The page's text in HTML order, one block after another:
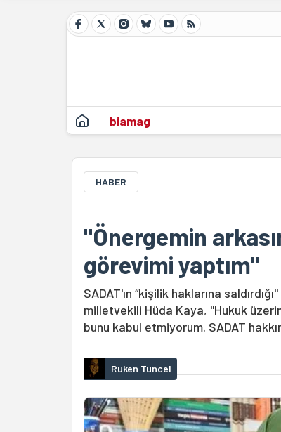
biamag
HABER
"Önergemin
görevimi yaptım"
SADAT'ın “kişilik haklarına
milletvekili Hüda Kaya, "Hukuk
bunu kabul etmiyorum. SADAT
Ruken Tuncel